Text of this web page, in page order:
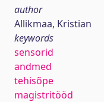
author
Allikmaa, Kristian
keywords
sensorid
andmed
tehisõpe
magistritööd